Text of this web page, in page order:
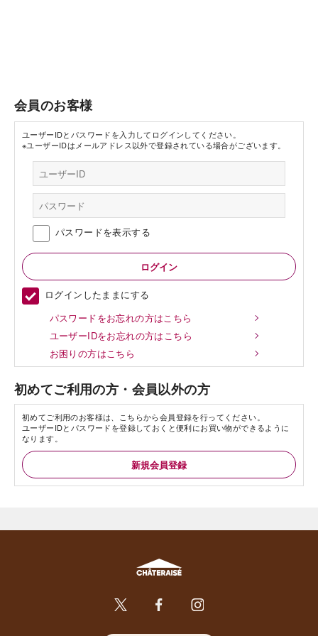
会員のお客様
ユーザーIDとパスワードを入力してログインしてください。
※ユーザーIDはメールアドレス以外で登録されている場合がございます。
パスワードを表示する
ログインしたままにする
パスワードをお忘れの方はこちら
ユーザーIDをお忘れの方はこちら
お困りの方はこちら
初めてご利用の方・会員以外の方
初めてご利用のお客様は、こちらから会員登録を行ってください。
ユーザーIDとパスワードを登録しておくと便利にお買い物ができるように
なります。